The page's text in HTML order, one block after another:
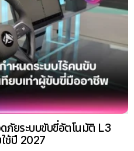
ยระบบขับขี่อัตโนมัติ L3
ช้ปี 2027